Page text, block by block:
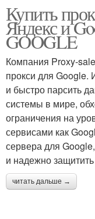
Купить
Яндекс и
GOOGLE
Компания Proxy-
прокси для Google.
и быстро парсить
системы в мире,
ограничения на
сервисами как
сервера для
и надежно
читать дальше →